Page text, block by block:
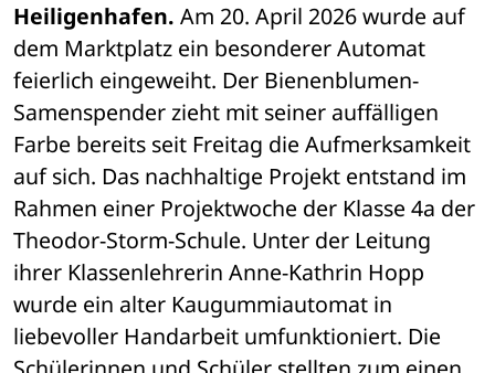
Heiligenhafen. Am 20. April 2026 wurde auf
dem Marktplatz ein besonderer Automat
feierlich eingeweiht. Der Bienenblumen-
Samenspender zieht mit seiner auffälligen
Farbe bereits seit Freitag die Aufmerksamkeit
auf sich. Das nachhaltige Projekt entstand im
Rahmen einer Projektwoche der Klasse 4a der
Theodor-Storm-Schule. Unter der Leitung
ihrer Klassenlehrerin Anne-Kathrin Hopp
wurde ein alter Kaugummiautomat in
liebevoller Handarbeit umfunktioniert. Die